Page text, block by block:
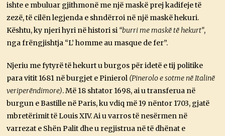
ishte e mbuluar gjithmonë me një maskë prej kadifeje të
zezë, të cilën legjenda e shndërroi në një maskë hekuri.
Kështu, ky njeri hyri në histori si “burri me maskë të hekurt”,
nga frëngjishtja “L’ homme au masque de fer”.
Njeriu me fytyrë të hekurt u burgos për idetë e tij politike
para vitit 1681 në burgjet e Pinierol (Pinerolo e sotme në Italinë
veriperëndimore). Më 18 shtator 1698, ai u transferua në
burgun e Bastille në Paris, ku vdiq më 19 nëntor 1703, gjatë
mbretërimit të Louis XIV. Ai u varros të nesërmen në
varrezat e Shën Palit dhe u regjistrua në të dhënat e